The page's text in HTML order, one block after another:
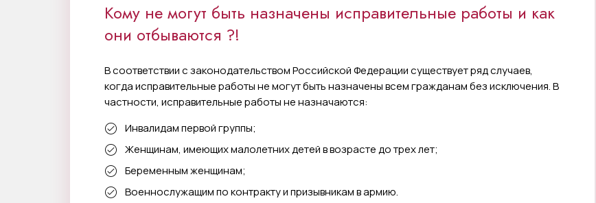
Кому не могут быть назначены исправительные работы и как
они отбываются ?!
В соответствии с законодательством Российской Федерации существует ряд случаев,
когда исправительные работы не могут быть назначены всем гражданам без исключения. В
частности, исправительные работы не назначаются:
Инвалидам первой группы;
Женщинам, имеющих малолетних детей в возрасте до трех лет;
Беременным женщинам;
Военнослужащим по контракту и призывникам в армию.